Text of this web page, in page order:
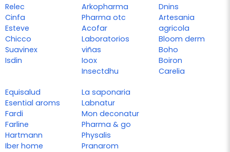
Relec
Cinfa
Esteve
Chicco
Suavinex
Isdin
Arkopharma
Pharma otc
Acofar
Laboratorios
viñas
Ioox
Insectdhu
Dnins
Artesania
agricola
Bloom derm
Boho
Boiron
Carelia
Equisalud
Esential aroms
Fardi
Farline
Hartmann
Iber home
La saponaria
Labnatur
Mon deconatur
Pharma & go
Physalis
Pranarom